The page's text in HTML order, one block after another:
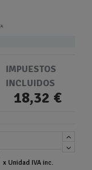
IMPUESTOS
INCLUIDOS
18,32 €
x Unidad IVA inc.